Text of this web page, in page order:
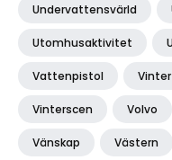
Undervattensvärld
Utomhusaktivitet
Vattenpistol Vinter
Vinterscen Volvo
Vänskap Västern